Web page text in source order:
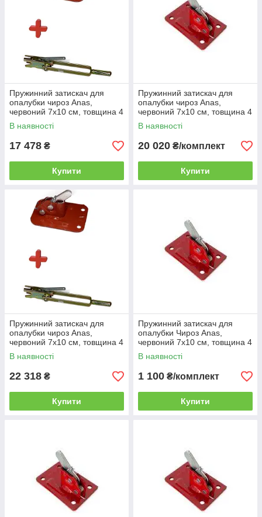
Пружинний затискач для
опалубки чироз Anas,
червоний 7х10 см, товщина 4
мм, 150 шт. + притискний
ключ
В наявності
17 478 ₴
Купити
Пружинний затискач для
опалубки чироз Anas,
червоний 7х10 см, товщина 4
мм, 200 шт
В наявності
20 020 ₴/комплект
Купити
Пружинний затискач для
опалубки чироз Anas,
червоний 7х10 см, товщина 4
мм, 200 шт. + притискний
ключ
В наявності
22 318 ₴
Купити
Пружинний затискач для
опалубки Чироз Anas,
червоний 7х10 см, товщина 4
мм, 10 шт
В наявності
1 100 ₴/комплект
Купити